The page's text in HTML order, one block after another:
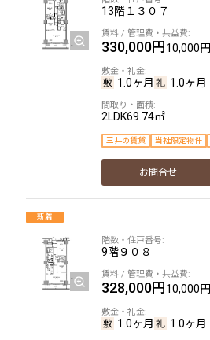
1.0ヶ月
1DK+Sto+SIC34.44㎡
三井の賃貸
お問合せ
１５０７
1.0ヶ月
1DK+SIC34.07㎡
お問合せ
13階１３０７
330,000円10,000円
1.0ヶ月 1.0ヶ月
2LDK69.74㎡
三井の賃貸 当社限定物件
お問合せ
新着
9階９０８
328,000円10,000円
1.0ヶ月 1.0ヶ月